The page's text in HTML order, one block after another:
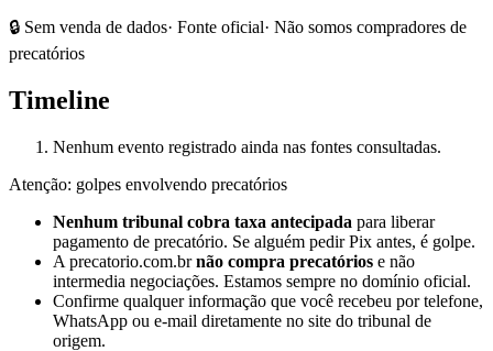
🔒 Sem venda de dados· Fonte oficial· Não somos compradores de
precatórios
Timeline
Nenhum evento registrado ainda nas fontes consultadas.
Atenção: golpes envolvendo precatórios
Nenhum tribunal cobra taxa antecipada para liberar
pagamento de precatório. Se alguém pedir Pix antes, é golpe.
A precatorio.com.brnão compra precatórios e não
intermedia negociações. Estamos sempre no domínio oficial.
Confirme qualquer informação que você recebeu por telefone,
WhatsApp ou e-mail diretamente no site do tribunal de
origem.